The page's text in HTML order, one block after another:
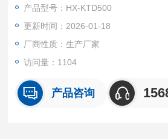
产品型号：HX-KTD500
更新时间：2026-01-18
厂商性质：生产厂家
访问量：1104
产品咨询